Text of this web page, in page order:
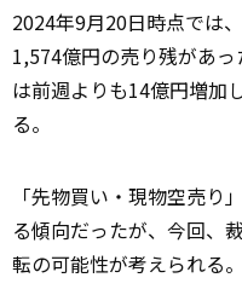
2024年9月20日時点では
1,574億円の売り残があ
は前週よりも14億円増加
る。
「先物買い・現物空売り
る傾向だったが、今回、
転の可能性が考えられる。